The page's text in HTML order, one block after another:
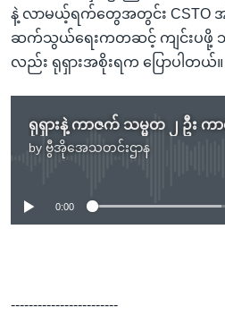
နဲ့ လာမယ့်ရက်တွေအတွင်း CSTO
ဆက်သွယ်ရေးကတဆင့် ကျင်းပ
လည်း ရုရှားအစိုးရက ပြောပါတယ်။
by ဗွီအိုအေသတင်းဌာန
No media source
0:00
------------------------